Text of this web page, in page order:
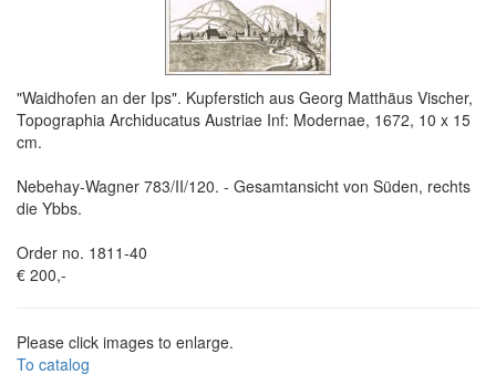
"Waidhofen an der Ips". Kupferstich aus Georg Matthäus Vischer,
Topographia Archiducatus Austriae Inf: Modernae, 1672, 10 x 15
cm.
Nebehay-Wagner 783/II/120. - Gesamtansicht von Süden, rechts
die Ybbs.
Order no. 1811-40
€ 200,-
Please click images to enlarge.
To catalog